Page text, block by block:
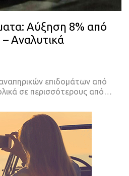
Αύξηση 8% από
Αναλυτικά
επιδομάτων από
σε περισσότερους από…